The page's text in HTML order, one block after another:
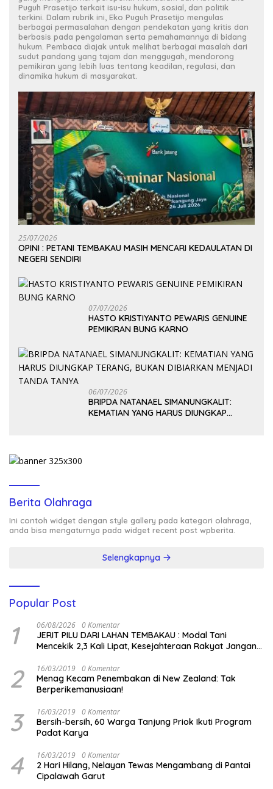
Puguh Prasetijo terkait isu-isu hukum, sosial, dan politik
terkini. Dalam rubrik ini, Eko Puguh Prasetijo mengulas
berbagai permasalahan dengan pendekatan yang kritis dan
berbasis pada pengalaman serta pemahamannya di bidang
hukum. Pembaca diajak untuk melihat berbagai masalah dari
sudut pandang yang tajam dan menggugah, mendorong
pemikiran yang lebih luas tentang keadilan, regulasi, dan
dinamika hukum di masyarakat.
25/07/2026
OPINI : PETANI TEMBAKAU MASIH MENCARI KEDAULATAN DI
NEGERI SENDIRI
07/07/2026
HASTO KRISTIYANTO PEWARIS GENUINE
PEMIKIRAN BUNG KARNO
06/07/2026
BRIPDA NATANAEL SIMANUNGKALIT:
KEMATIAN YANG HARUS DIUNGKAP
Berita Olahraga
Ini contoh widget dengan style gallery pada kategori olahraga,
anda bisa mengaturnya pada widget recent post wpberita.
Selengkapnya
Popular Post
1 06/08/2026 0 Komentar
JERIT PILU DARI LAHAN TEMBAKAU ​: Modal Tani
Mencekik 2,3 Kali Lipat, Kesejahteraan Rakyat Jangan
2 16/03/2019 0 Komentar
Menag Kecam Penembakan di New Zealand: Tak
Berperikemanusiaan!
3 16/03/2019 0 Komentar
Bersih-bersih, 60 Warga Tanjung Priok Ikuti Program
Padat Karya
4 16/03/2019 0 Komentar
2 Hari Hilang, Nelayan Tewas Mengambang di Pantai
Cipalawah Garut